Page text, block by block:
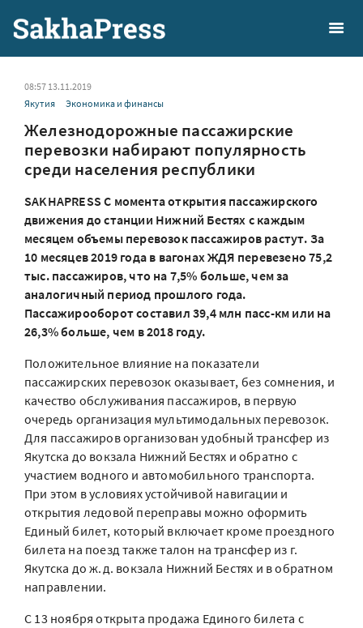
08:57 13.11.2019
Якутия
Экономика и финансы
Железнодорожные пассажирские
перевозки набирают популярность
среди населения республики
SAKHAPRESS С момента открытия пассажирского
движения до станции Нижний Бестях с каждым
месяцем объемы перевозок пассажиров растут. За
10 месяцев 2019 года в вагонах ЖДЯ перевезено 75,2
тыс. пассажиров, что на 7,5% больше, чем за
аналогичный период прошлого года.
Пассажирооборот составил 39,4 млн пасс-км или на
26,3% больше, чем в 2018 году.
Положительное влияние на показатели
пассажирских перевозок оказывает, без сомнения, и
качество обслуживания пассажиров, в первую
очередь организация мультимодальных перевозок.
Для пассажиров организован удобный трансфер из
Якутска до вокзала Нижний Бестях и обратно с
участием водного и автомобильного транспорта.
При этом в условиях устойчивой навигации и
открытия ледовой переправы можно оформить
Единый билет, который включает кроме проездного
билета на поезд также талон на трансфер из г.
Якутска до ж.д. вокзала Нижний Бестях и в обратном
направлении.
С 13 ноября открыта продажа Единого билета с